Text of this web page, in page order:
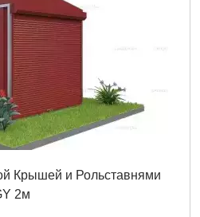
Крышей и Рольставнями
2м